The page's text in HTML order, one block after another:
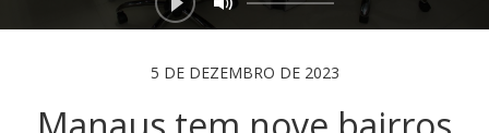
5 DE DEZEMBRO DE 2023